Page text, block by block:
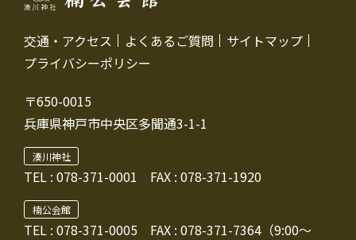
交通・アクセス よくあるご質問
サイトマップ
プライバシーポリシー
〒650-0015
兵庫県神戸市中央区多聞通3-1-1
湊川神社
TEL : 078-371-0001 FAX : 078-371-1920
楠公会館
TEL : 078-371-0005 FAX : 078-371-7364（9:00～